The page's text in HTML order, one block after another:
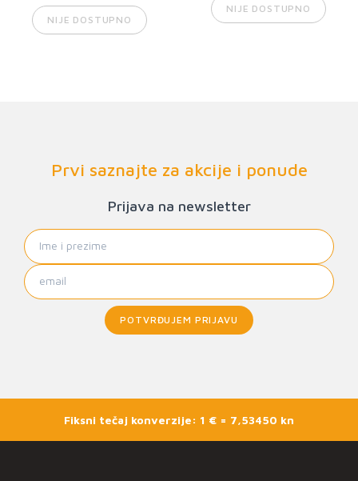
NIJE DOSTUPNO
NIJE DOSTUPNO
Prvi saznajte za akcije i ponude
Prijava na newsletter
POTVRĐUJEM PRIJAVU
Fiksni tečaj konverzije: 1 € = 7,53450 kn